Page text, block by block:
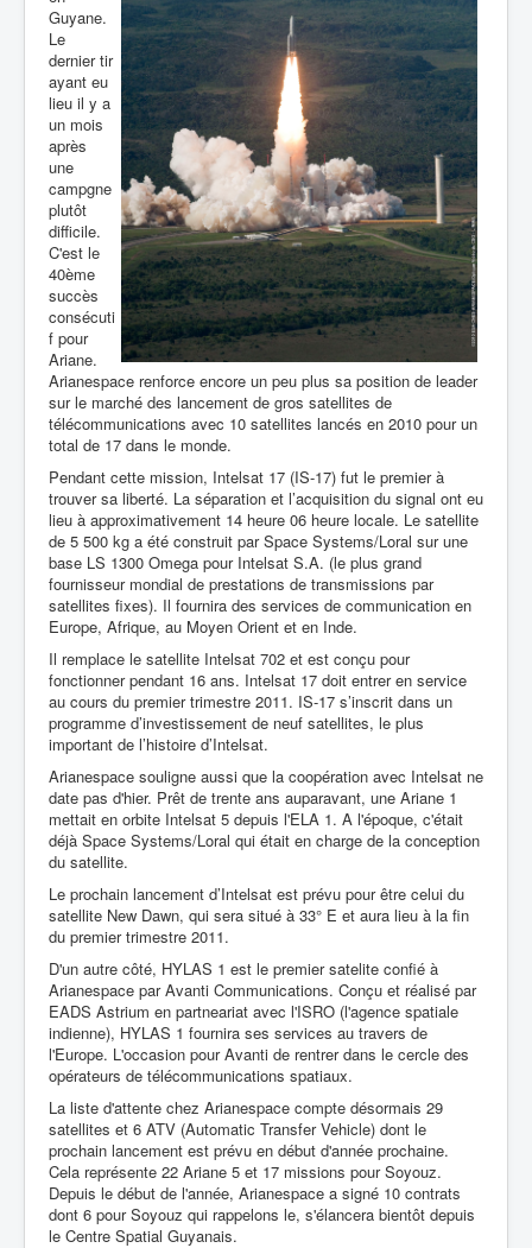
Guyane.
Le
dernier tir
ayant eu
lieu il y a
un mois
après
une
campgne
plutôt
difficile.
C'est le
40ème
succès
consécuti
f pour
Ariane.
Arianespace renforce encore un peu plus sa position de leader
sur le marché des lancement de gros satellites de
télécommunications avec 10 satellites lancés en 2010 pour un
total de 17 dans le monde.
Pendant cette mission, Intelsat 17 (IS-17) fut le premier à
trouver sa liberté. La séparation et l’acquisition du signal ont eu
lieu à approximativement 14 heure 06 heure locale. Le satellite
de 5 500 kg a été construit par Space Systems/Loral sur une
base LS 1300 Omega pour Intelsat S.A. (le plus grand
fournisseur mondial de prestations de transmissions par
satellites fixes). Il fournira des services de communication en
Europe, Afrique, au Moyen Orient et en Inde.
Il remplace le satellite Intelsat 702 et est conçu pour
fonctionner pendant 16 ans. Intelsat 17 doit entrer en service
au cours du premier trimestre 2011. IS-17 s’inscrit dans un
programme d’investissement de neuf satellites, le plus
important de l’histoire d’Intelsat.
Arianespace souligne aussi que la coopération avec Intelsat ne
date pas d'hier. Prêt de trente ans auparavant, une Ariane 1
mettait en orbite Intelsat 5 depuis l'ELA 1. A l'époque, c'était
déjà Space Systems/Loral qui était en charge de la conception
du satellite.
Le prochain lancement d’Intelsat est prévu pour être celui du
satellite New Dawn, qui sera situé à 33° E et aura lieu à la fin
du premier trimestre 2011.
D'un autre côté, HYLAS 1 est le premier satelite confié à
Arianespace par Avanti Communications. Conçu et réalisé par
EADS Astrium en partneariat avec l'ISRO (l'agence spatiale
indienne), HYLAS 1 fournira ses services au travers de
l'Europe. L'occasion pour Avanti de rentrer dans le cercle des
opérateurs de télécommunications spatiaux.
La liste d'attente chez Arianespace compte désormais 29
satellites et 6 ATV (Automatic Transfer Vehicle) dont le
prochain lancement est prévu en début d'année prochaine.
Cela représente 22 Ariane 5 et 17 missions pour Soyouz.
Depuis le début de l'année, Arianespace a signé 10 contrats
dont 6 pour Soyouz qui rappelons le, s'élancera bientôt depuis
le Centre Spatial Guyanais.